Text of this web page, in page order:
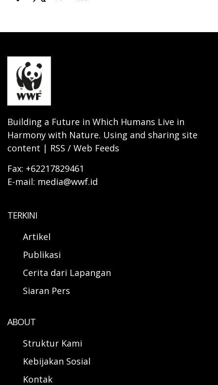
Building a Future in Which Humans Live in
Harmony with Nature. Using and sharing site
content | RSS / Web Feeds
Fax: +62217829461
E-mail: media@wwf.id
TERKINI
Artikel
Publikasi
Cerita dari Lapangan
Siaran Pers
ABOUT
Struktur Kami
Kebijakan Sosial
Kontak